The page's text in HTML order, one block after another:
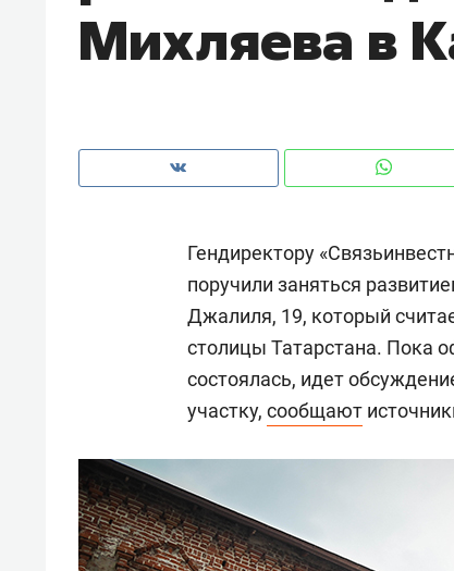
Михляева в
Гендиректору
поручили заняться
Джалиля, 19, который
столицы Татарстана. Пока
состоялась, идет
участку, сообщают
рынки, почему надо знать
чем интересен Оман?
Оставить шум за волной: как
строят тишину в казанском
ЖК «Заря»